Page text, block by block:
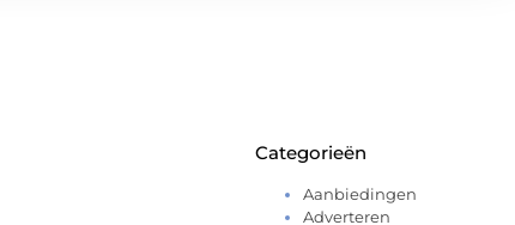
Categorieën
Aanbiedingen
Adverteren